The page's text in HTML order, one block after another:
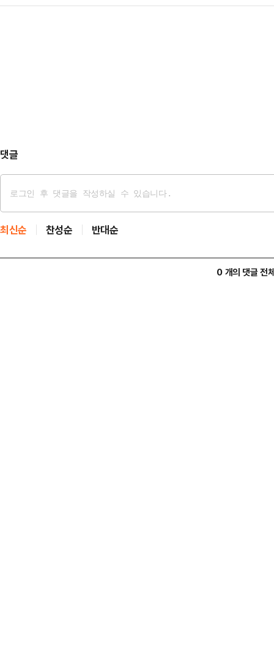
복귀한 것인가' 질문…
당의 전체주의적 지도자 이재명 대
은 일본 프로야구 선수가 결국 고
댓글
최신순 찬성순 반대순
0 개의 댓글 전